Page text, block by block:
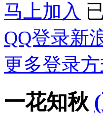
马上加入
QQ登录新
更多登录
一花知秋